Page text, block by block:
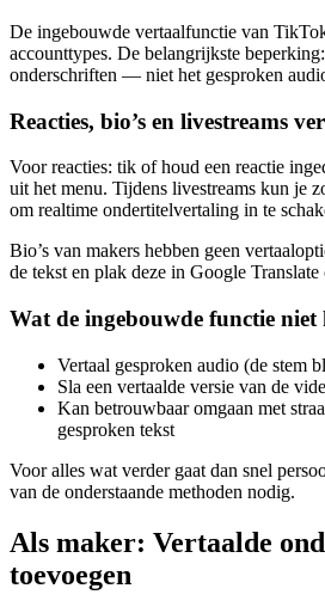
De ingebouwde vertaalfunctie van
accounttypes. De belangrijkste
onderschriften — niet het gesproken
Reacties, bio’s en livestreams
Voor reacties: tik of houd een reactie
uit het menu. Tijdens livestreams kun je
om realtime ondertitelvertaling in te
Bio’s van makers hebben geen
de tekst en plak deze in Google
Wat de ingebouwde functie niet
Vertaal gesproken audio (de stem
Sla een vertaalde versie van de
Kan betrouwbaar omgaan met
gesproken tekst
Voor alles wat verder gaat dan snel
van de onderstaande methoden nodig.
Als maker: Vertaalde
toevoegen